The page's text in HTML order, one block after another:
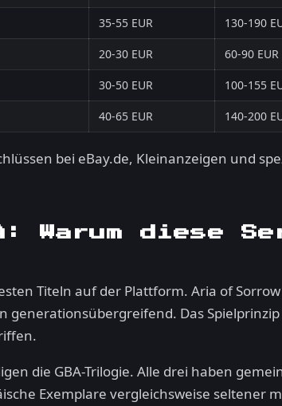
35-55 EUR 130-190
20-30 EUR 60-90 EUR
30-50 EUR 100-155
40-65 EUR 140-200
bei eBay.de, Kleinanzeigen und
Warum diese
Titeln auf der Plattform. Aria of
Das Spielprinzip
die GBA-Trilogie. Alle drei haben
Exemplare vergleichsweise seltener